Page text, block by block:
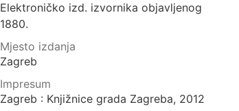
Elektroničko izd. izvornika objavljenog
1880.
Mjesto izdanja
Zagreb
Impresum
Zagreb : Knjižnice grada Zagreba, 2012